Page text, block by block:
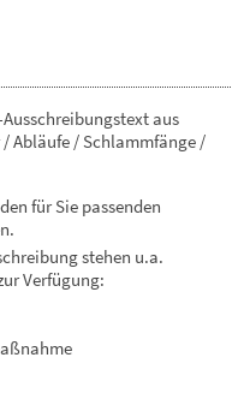
aus
Abläufe / Schlammfänge /
den für Sie passenden
stehen u.a.
Verfügung: